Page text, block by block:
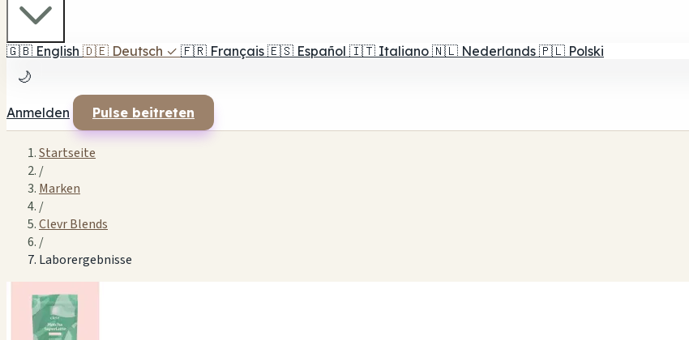
🇬🇧 English 🇩🇪 Deutsch ✓ 🇫🇷 Français 🇪🇸 Español 🇮🇹 Italiano 🇳🇱 Nederlands 🇵🇱 Polski
🌙
Anmelden Pulse beitreten
Startseite
/
Marken
/
Clevr Blends
/
Laborergebnisse